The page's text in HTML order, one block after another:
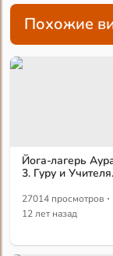
Похожие
Йога-лагерь
3. Гуру и Учителя.
27014 просмотров ·
12 лет назад